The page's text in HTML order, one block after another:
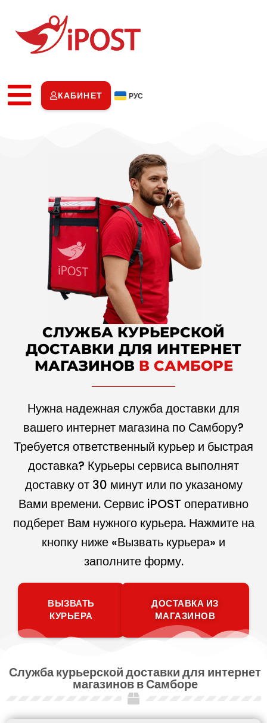
КАБИНЕТ РУС
СЛУЖБА КУРЬЕРСКОЙ
ДОСТАВКИ ДЛЯ ИНТЕРНЕТ
МАГАЗИНОВ В САМБОРЕ
Нужна надежная служба доставки для
вашего интернет магазина по Самбору?
Требуется ответственный курьер и быстрая
доставка? Курьеры сервиса выполнят
доставку от 30 минут или по указаному
Вами времени. Сервис iPOST оперативно
подберет Вам нужного курьера. Нажмите на
кнопку ниже «Вызвать курьера» и
заполните форму.
ВЫЗВАТЬ
КУРЬЕРА
ДОСТАВКА ИЗ
МАГАЗИНОВ
Служба курьерской доставки для интернет
магазинов в Самборе